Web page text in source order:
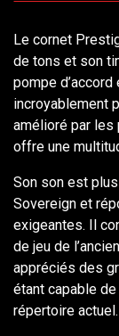
Le cornet
de tons et son
pompe
incroyablement
amélioré par les
offre une
Son son est
Sovereign et
exigeantes. Il
de jeu de
appréciés des
étant capable
répertoire actuel.